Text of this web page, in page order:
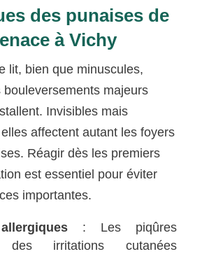
des punaises de
à Vichy
lit, bien que minuscules,
bouleversements majeurs
Invisibles mais
affectent autant les foyers
Réagir dès les premiers
est essentiel pour éviter
importantes.
: Les piqûres
des irritations cutanées